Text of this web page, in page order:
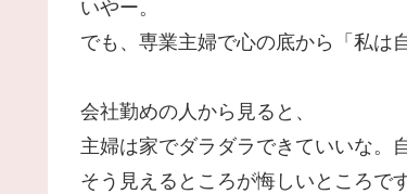
いやー。
でも、専業主婦で心の底から「私は
会社勤めの人から見ると、
主婦は家でダラダラできていいな。
そう見えるところが悔しいところで